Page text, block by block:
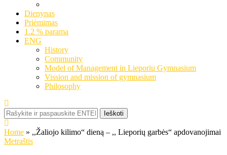
Dienynas
Priėmimas
1.2 % parama
ENG
History
Community
Model of Management in Lieporiu Gymnasium
Vission and mission of gymnasium
Philosophy
Ieškoti
Home » ,,Žaliojo kilimo“ dieną – ,, Lieporių garbės“ apdovanojimai
Metraštis